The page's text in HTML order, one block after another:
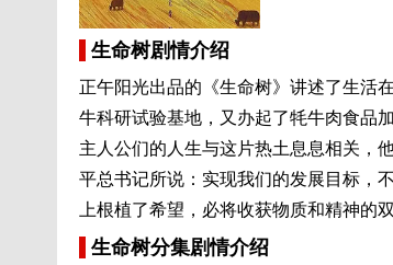
生命树剧情介绍
正午阳光出品的《生命树》讲述了生活
牛科研试验基地，又办起了牦牛肉食品
主人公们的人生与这片热土息息相关，
平总书记所说：实现我们的发展目标，
上根植了希望，必将收获物质和精神的
生命树分集剧情介绍